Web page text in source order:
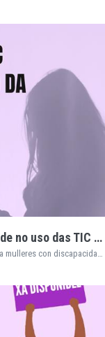
Situación das mulleres con discapacidade no uso das TIC tralo impacto da COVID-19
Informe final da investigación levada a cabo por ACADAR a mulleres con discapacidade en Galicia.